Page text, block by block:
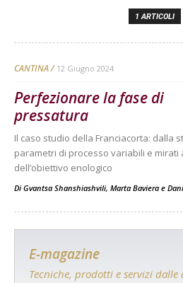
1 ARTICOLI
CANTINA 12 Giugno 2024
Perfezionare la fase di
pressatura
Il caso studio della Franciacorta: dalla
parametri di processo variabili e mirati
dell’obiettivo enologico
Di Gvantsa Shanshiashvili, Marta Baviera e
E-magazine
Tecniche, prodotti e servizi dalle